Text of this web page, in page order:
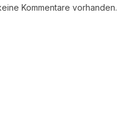
Kommentare vorhanden.